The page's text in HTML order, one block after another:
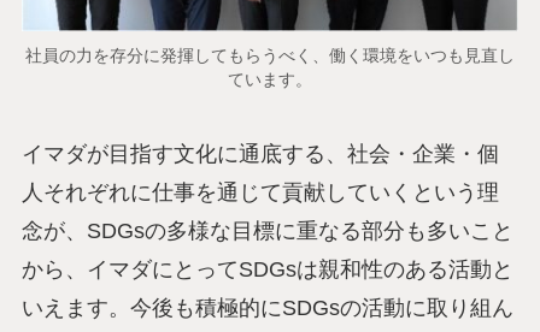
社員の力を存分に発揮してもらうべく、働く環境をいつも見直し
ています。
イマダが目指す文化に通底する、社会・企業・個
人それぞれに仕事を通じて貢献していくという理
念が、SDGsの多様な目標に重なる部分も多いこと
から、イマダにとってSDGsは親和性のある活動と
いえます。今後も積極的にSDGsの活動に取り組ん